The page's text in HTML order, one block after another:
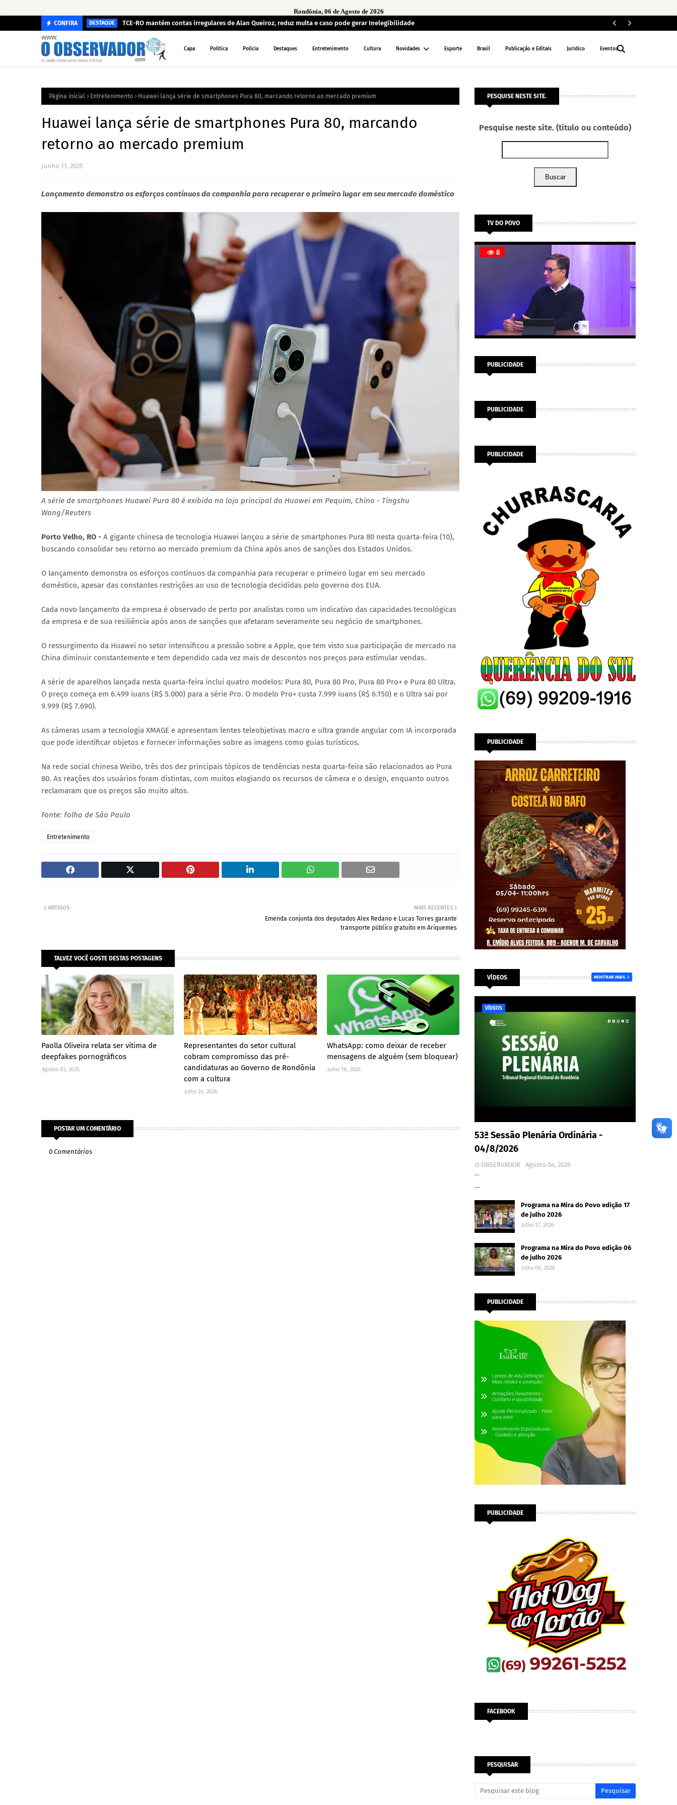
Rondônia, 06 de Agosto de 2026
CONFIRA DESTAQUE TCE-RO mantém contas irregulares de Alan Queiroz, reduz multa e caso pode gerar Inelegibilidade
Capa Política Polícia Destaques Entretenimento Cultura Novidades Esporte Brasil Publicação e Editais Jurídico Eventos
Página inicial Entretenimento Huawei lança série de smartphones Pura 80, marcando retorno ao mercado premium
Huawei lança série de smartphones Pura 80, marcando
retorno ao mercado premium
junho 11, 2025
Lançamento demonstra os esforços contínuos da companhia para recuperar o primeiro lugar em seu mercado doméstico
A série de smartphones Huawei Pura 80 é exibida na loja principal da Huawei em Pequim, China - Tingshu
Wang/Reuters
Porto Velho, RO - A gigante chinesa de tecnologia Huawei lançou a série de smartphones Pura 80 nesta quarta-feira (10),
buscando consolidar seu retorno ao mercado premium da China após anos de sanções dos Estados Unidos.
O lançamento demonstra os esforços contínuos da companhia para recuperar o primeiro lugar em seu mercado
doméstico, apesar das constantes restrições ao uso de tecnologia decididas pelo governo dos EUA.
Cada novo lançamento da empresa é observado de perto por analistas como um indicativo das capacidades tecnológicas
da empresa e de sua resiliência após anos de sanções que afetaram severamente seu negócio de smartphones.
O ressurgimento da Huawei no setor intensificou a pressão sobre a Apple, que tem visto sua participação de mercado na
China diminuir constantemente e tem dependido cada vez mais de descontos nos preços para estimular vendas.
A série de aparelhos lançada nesta quarta-feira inclui quatro modelos: Pura 80, Pura 80 Pro, Pura 80 Pro+ e Pura 80 Ultra.
O preço começa em 6.499 iuans (R$ 5.000) para a série Pro. O modelo Pro+ custa 7.999 iuans (R$ 6.150) e o Ultra sai por
9.999 (R$ 7.690).
As câmeras usam a tecnologia XMAGE e apresentam lentes teleobjetivas macro e ultra grande angular com IA incorporada
que pode identificar objetos e fornecer informações sobre as imagens como guias turísticos.
Na rede social chinesa Weibo, três dos dez principais tópicos de tendências nesta quarta-feira são relacionados ao Pura
80. As reações dos usuários foram distintas, com muitos elogiando os recursos de câmera e o design, enquanto outros
reclamaram que os preços são muito altos.
Fonte: Folha de São Paulo
Entretenimento
MAIS RECENTES
Emenda conjunta dos deputados Alex Redano e Lucas Torres garante
transporte público gratuito em Ariquemes
ANTIGOS
TALVEZ VOCÊ GOSTE DESTAS POSTAGENS
Paolla Oliveira relata ser vítima de
deepfakes pornográficos
Agosto 03, 2026
Representantes do setor cultural
cobram compromisso das pré-
candidaturas ao Governo de Rondônia
com a cultura
Julho 24, 2026
WhatsApp: como deixar de receber
mensagens de alguém (sem bloquear)
Julho 18, 2026
POSTAR UM COMENTÁRIO
0 Comentários
PESQUISE NESTE SITE.
Pesquise neste site. (título ou conteúdo)
Buscar
TV DO POVO
PUBLICIDADE
PUBLICIDADE
PUBLICIDADE
PUBLICIDADE
VÍDEOS MOSTRAR MAIS
VÍDEOS
53ª Sessão Plenária Ordinária -
04/8/2026
O OBSERVADOR
Agosto 04, 2026
…
…
Programa na Mira do Povo edição 17
de julho 2026
Julho 17, 2026
Programa na Mira do Povo edição 06
de julho 2026
Julho 06, 2026
PUBLICIDADE
PUBLICIDADE
FACEBOOK
PESQUISAR